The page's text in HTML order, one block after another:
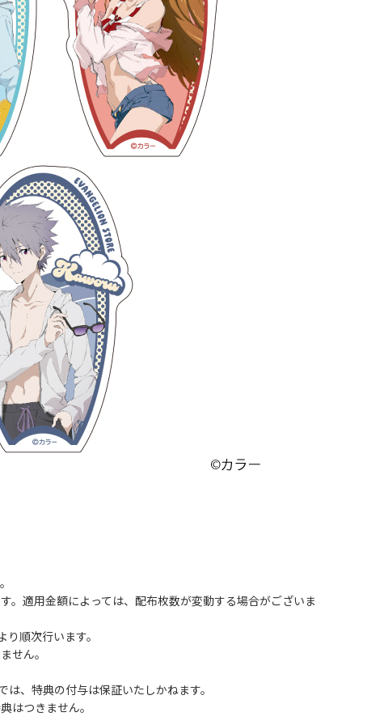
。適用金額によっては、配布枚数が変動する場合がございま
順次行います。
せん。
、特典の付与は保証いたしかねます。
はつきません。